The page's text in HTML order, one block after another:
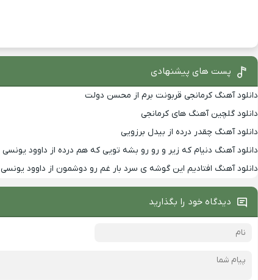
پست های پیشنهادی
دانلود آهنگ کرمانجی قربونت برم از محسن دولت
دانلود گلچین آهنگ های کرمانجی
دانلود آهنگ چقدر درده از بیدل برزویی
دانلود آهنگ دنیام که زیر و رو رو بشه تویی که هم درده از داوود یونسی
دانلود آهنگ افتادیم این گوشه ی سرد بار غم رو دوشمون از داوود یونسی
دیدگاه خود را بگذارید